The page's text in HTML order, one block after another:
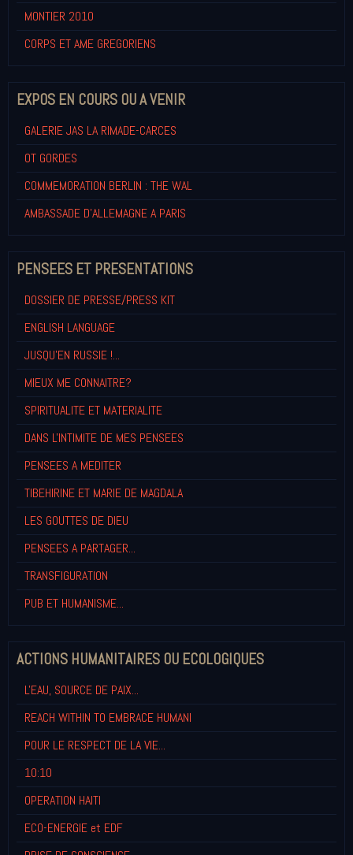
MONTIER 2010
CORPS ET AME GREGORIENS
EXPOS EN COURS OU A VENIR
GALERIE JAS LA RIMADE-CARCES
OT GORDES
COMMEMORATION BERLIN : THE WAL
AMBASSADE D'ALLEMAGNE A PARIS
PENSEES ET PRESENTATIONS
DOSSIER DE PRESSE/PRESS KIT
ENGLISH LANGUAGE
JUSQU'EN RUSSIE !...
MIEUX ME CONNAITRE?
SPIRITUALITE ET MATERIALITE
DANS L'INTIMITE DE MES PENSEES
PENSEES A MEDITER
TIBEHIRINE ET MARIE DE MAGDALA
LES GOUTTES DE DIEU
PENSEES A PARTAGER...
TRANSFIGURATION
PUB ET HUMANISME...
ACTIONS HUMANITAIRES OU ECOLOGIQUES
L'EAU, SOURCE DE PAIX...
REACH WITHIN TO EMBRACE HUMANI
POUR LE RESPECT DE LA VIE...
10:10
OPERATION HAITI
ECO-ENERGIE et EDF